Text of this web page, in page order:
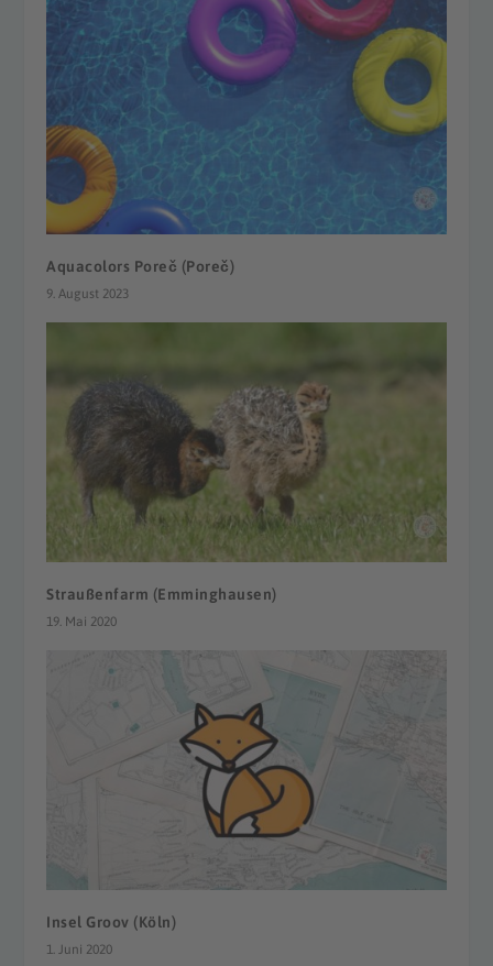
Aquacolors Poreč (Poreč)
9. August 2023
Straußenfarm (Emminghausen)
19. Mai 2020
Insel Groov (Köln)
1. Juni 2020